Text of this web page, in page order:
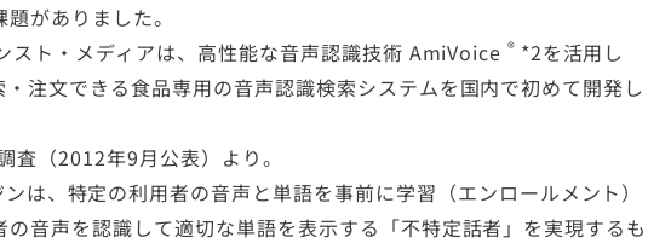
がありました。
スト・メディアは、高性能な音声認識技術 AmiVoice® *2を活用し
注文できる食品専用の音声認識検索システムを国内で初めて開発し
査（2012年9月公表）より。
は、特定の利用者の音声と単語を事前に学習（エンロールメント）
音声を認識して適切な単語を表示する「不特定話者」を実現するも